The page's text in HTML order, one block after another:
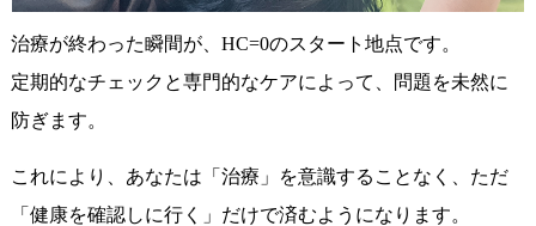
治療が終わった瞬間が、HC=0のスタート地点です。
定期的なチェックと専門的なケアによって、問題を未然に
防ぎます。
これにより、あなたは「治療」を意識することなく、ただ
「健康を確認しに行く」だけで済むようになります。